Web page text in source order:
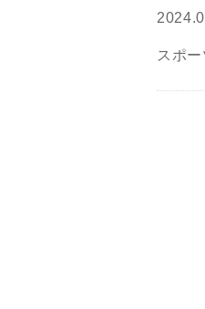
スポ